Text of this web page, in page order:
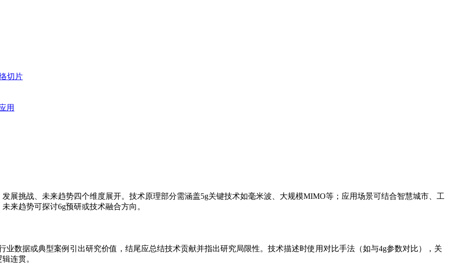
切片
用
展挑战、未来趋势四个维度展开。技术原理部分需涵盖5g关键技术如毫米波、大规模MIMO等；应用场景可结合智慧城市、工
来趋势可探讨6g预研或技术融合方向。
业数据或典型案例引出研究价值，结尾应总结技术贡献并指出研究局限性。技术描述时使用对比手法（如与4g参数对比），关
连贯。